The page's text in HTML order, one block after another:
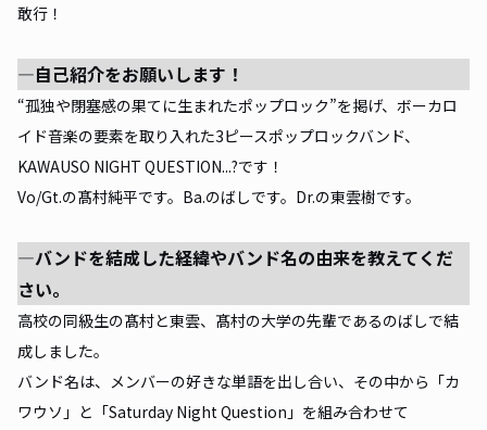
敢行！
―自己紹介をお願いします！
“孤独や閉塞感の果てに生まれたポップロック”を掲げ、ボーカロ
イド音楽の要素を取り入れた3ピースポップロックバンド、
KAWAUSO NIGHT QUESTION...?です！
Vo/Gt.の髙村純平です。Ba.のばしです。Dr.の東雲樹です。
―バンドを結成した経緯やバンド名の由来を教えてくだ
さい。
高校の同級生の髙村と東雲、髙村の大学の先輩であるのばしで結
成しました。
バンド名は、メンバーの好きな単語を出し合い、その中から「カ
ワウソ」と「Saturday Night Question」を組み合わせて